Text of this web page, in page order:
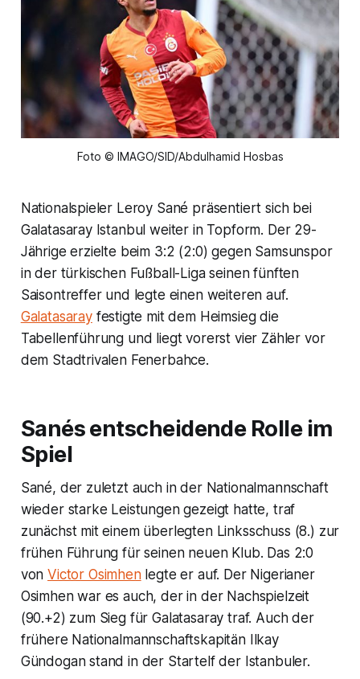
Foto © IMAGO/SID/Abdulhamid Hosbas
Nationalspieler Leroy Sané präsentiert sich bei
Galatasaray Istanbul weiter in Topform. Der 29-
Jährige erzielte beim 3:2 (2:0) gegen Samsunspor
in der türkischen Fußball-Liga seinen fünften
Saisontreffer und legte einen weiteren auf.
Galatasarayfestigte mit dem Heimsieg die
Tabellenführung und liegt vorerst vier Zähler vor
dem Stadtrivalen Fenerbahce.
Sanés entscheidende Rolle im
Spiel
Sané, der zuletzt auch in der Nationalmannschaft
wieder starke Leistungen gezeigt hatte, traf
zunächst mit einem überlegten Linksschuss (8.) zur
frühen Führung für seinen neuen Klub. Das 2:0
vonVictor Osimhenlegte er auf. Der Nigerianer
Osimhen war es auch, der in der Nachspielzeit
(90.+2) zum Sieg für Galatasaray traf. Auch der
frühere Nationalmannschaftskapitän Ilkay
Gündogan stand in der Startelf der Istanbuler.